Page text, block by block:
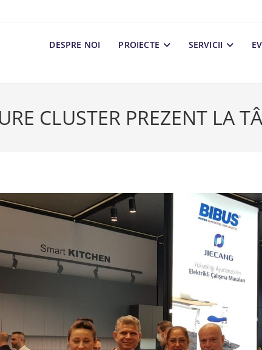
DESPRE NOI PROIECTE SERVICII
CLUSTER PREZENT LA